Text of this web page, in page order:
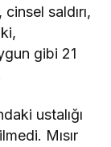
saldırı,
gibi 21
ustalığı
Mısır